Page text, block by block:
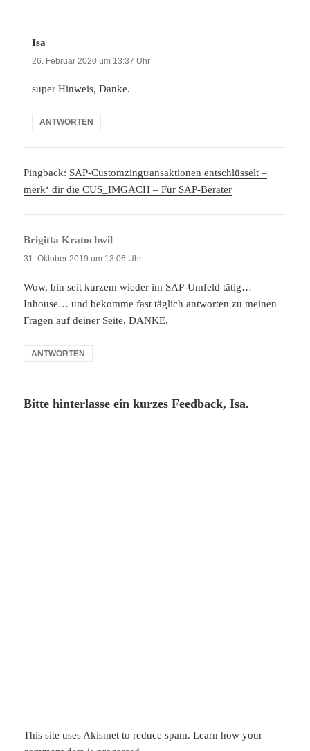
Isa
26. Februar 2020 um 13:37 Uhr
super Hinweis, Danke.
ANTWORTEN
Pingback: SAP-Customzingtransaktionen entschlüsselt –
merk‘ dir die CUS_IMGACH – Für SAP-Berater
Brigitta Kratochwil
31. Oktober 2019 um 13:06 Uhr
Wow, bin seit kurzem wieder im SAP-Umfeld tätig…
Inhouse… und bekomme fast täglich antworten zu meinen
Fragen auf deiner Seite. DANKE.
ANTWORTEN
Bitte hinterlasse ein kurzes Feedback, Isa.
This site uses Akismet to reduce spam.Learn how your